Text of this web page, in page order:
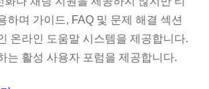
하며 가이드, FAQ 및 문제 해결 섹션
온라인 도움말 시스템을 제공합니다.
는 활성 사용자 포럼을 제공합니다.